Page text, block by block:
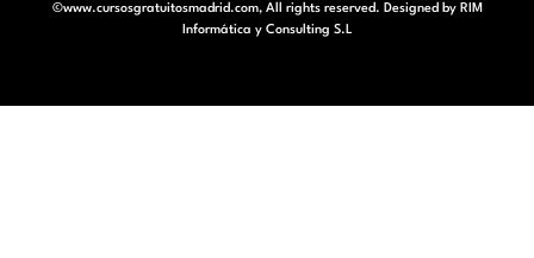
©www.cursosgratuitosmadrid.com, All rights reserved. Designed by RIM
Informática y Consulting S.L